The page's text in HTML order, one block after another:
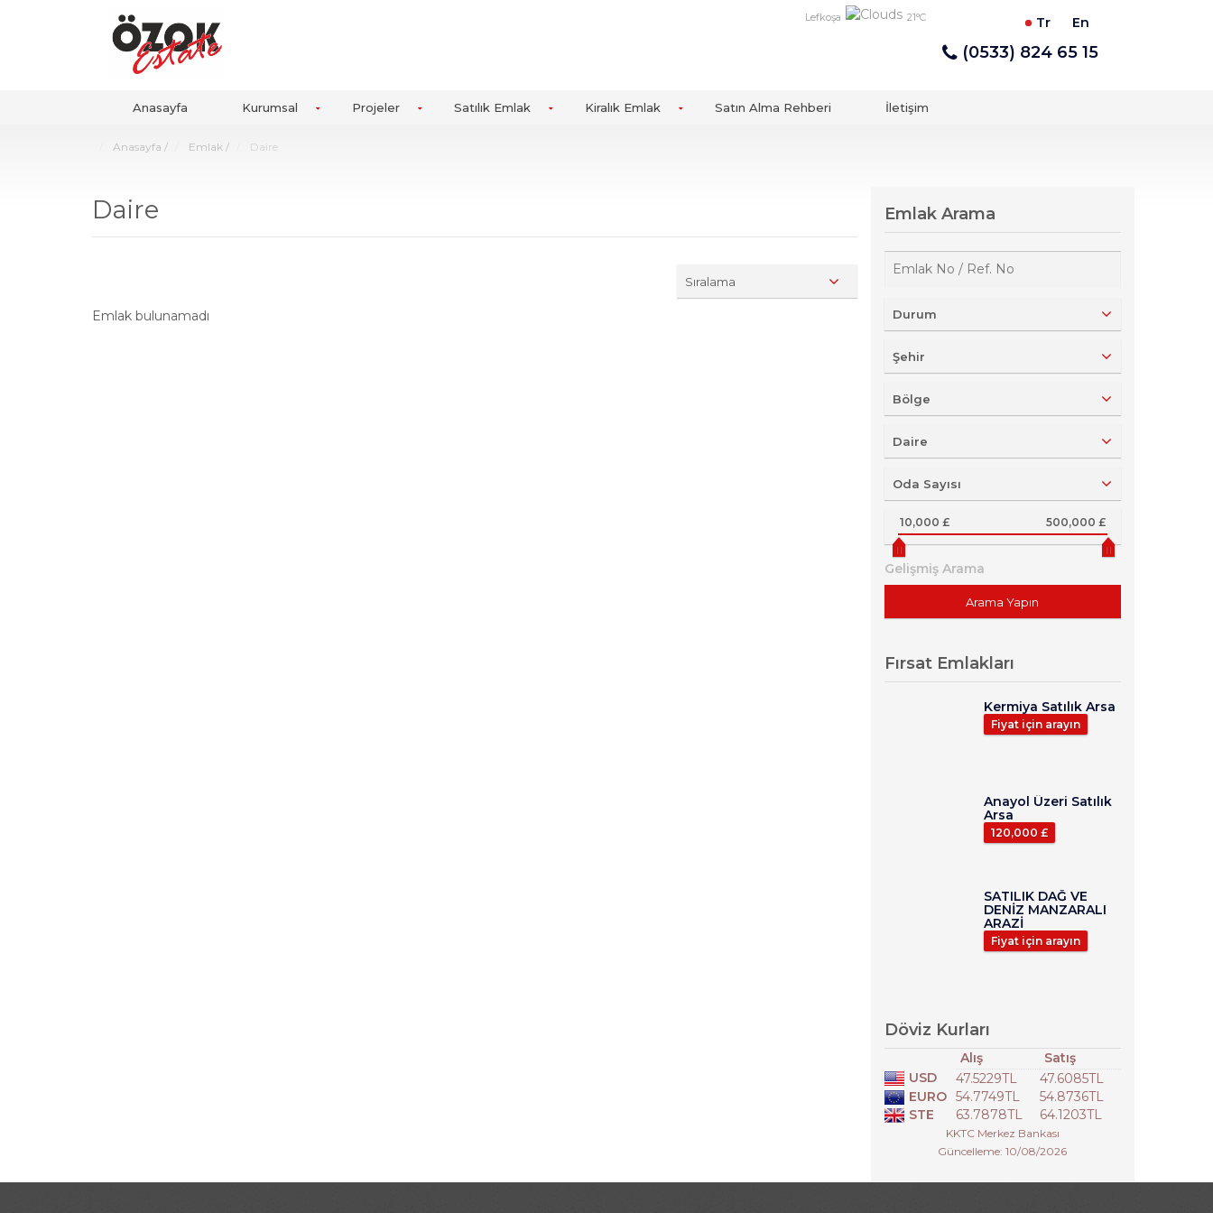
Tr En
Lefkoşa 21°C
(0533) 824 65 15
Anasayfa Kurumsal Projeler Satılık Emlak Kiralık Emlak Satın Alma Rehberi İletişim
Anasayfa / Emlak / Daire
Daire
Sıralama
Emlak bulunamadı
Emlak Arama
Durum
Şehir
Bölge
Daire
Oda Sayısı
10,000 £ 500,000 £
Gelişmiş Arama
Fırsat Emlakları
Kermiya Satılık Arsa
Fiyat için arayın
Anayol Üzeri Satılık
Arsa
120,000 £
SATILIK DAĞ VE
DENİZ MANZARALI
ARAZİ
Fiyat için arayın
Döviz Kurları
Alış
Satış
USD
47.5229TL
47.6085TL
EURO 54.7749TL
54.8736TL
STE
63.7878TL 64.1203TL
KKTC Merkez Bankası
Güncelleme: 10/08/2026